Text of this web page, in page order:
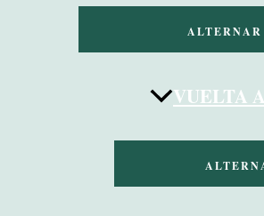
ALTERNAR
VUELTA